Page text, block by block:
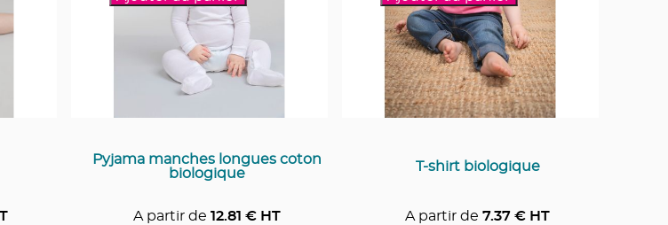
Pyjama manches longues coton
biologique
A partir de 12.81 € HT
T-shirt biologique
A partir de 7.37 € HT